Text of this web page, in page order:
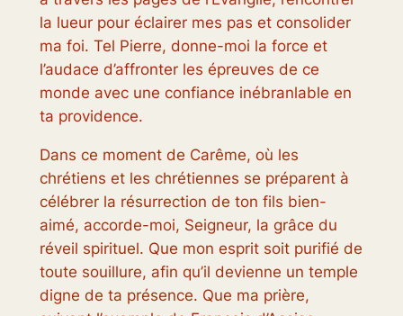
la lueur pour éclairer mes pas et consolider
ma foi. Tel Pierre, donne-moi la force et
l’audace d’affronter les épreuves de ce
monde avec une confiance inébranlable en
ta providence.
Dans ce moment de Carême, où les
chrétiens et les chrétiennes se préparent à
célébrer la résurrection de ton fils bien-
aimé, accorde-moi, Seigneur, la grâce du
réveil spirituel. Que mon esprit soit purifié de
toute souillure, afin qu’il devienne un temple
digne de ta présence. Que ma prière,